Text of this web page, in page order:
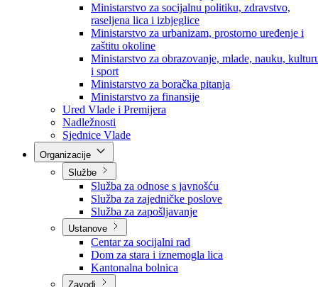
Ministarstvo za privredu
Ministarstvo za pravosuđe, upravu i radne odnose
Ministarstvo za unutrašnje poslove
Ministarstvo za socijalnu politiku, zdravstvo,
raseljena lica i izbjeglice
Ministarstvo za urbanizam, prostorno uređenje i
zaštitu okoline
Ministarstvo za obrazovanje, mlade, nauku,
i sport
Ministarstvo za boračka pitanja
Ministarstvo za finansije
Ured Vlade i Premijera
Nadležnosti
Sjednice Vlade
Službe
Služba za odnose s javnošću
Služba za zajedničke poslove
Služba za zapošljavanje
Ustanove
Centar za socijalni rad